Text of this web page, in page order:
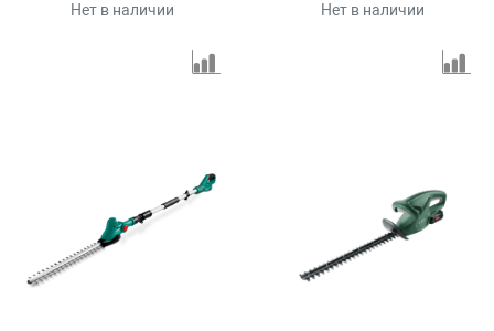
Нет в наличии Нет в наличии